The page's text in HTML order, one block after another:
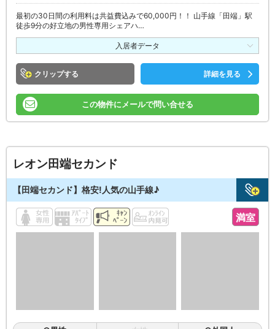
最初の30日間の利用料は共益費込みで60,000円！！ 山手線「田端」駅
徒歩9分の好立地の男性専用シェアハ…
入居者データ
クリップ 詳細を見る
この物件にメールで問い合せる
レオン田端セカンド
【田端セカンド】格安!人気の山手線♪
満室